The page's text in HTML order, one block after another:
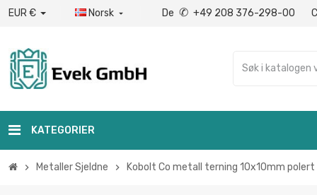
EUR € Norsk  De ✆ +49 208 376-298-00
KATEGORIER
chevron_right Metaller Sjeldne chevron_right Kobolt Co metall terning 10x10mm polert